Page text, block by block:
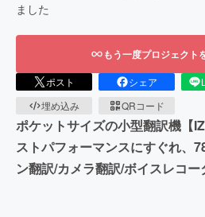
ました
もう一度プロジェクト
ポスト シェア
埋め込み
QRコード
ポケットサイズの小型翻訳機【
ストパフォーマンスにすぐれ、
ン翻訳/カメラ翻訳/ボイスレコー